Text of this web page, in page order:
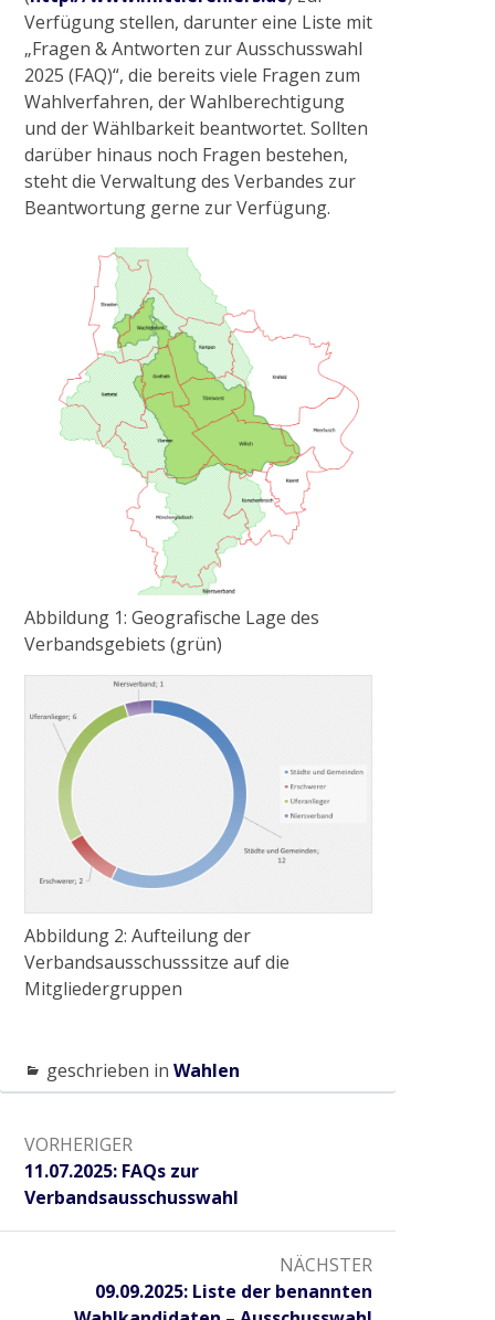
Naturnaher Gewässerausbau 06.04 in
Grefrath-Vinkrath
2016
Mündung
Radtour zum historischen Wehr
2017
Gewässerausbau Cloer am Bettrather Dyk
Sohlschalenentnahme
Radtour „Wasserwirtschaft rund um Grefrath“
Radtour „Hochwasservorsorge am Hammer
Bach“
2018
Abriss Stallgebäude in Viersen
Renaturierung Stadtgraben Wachtendonk
Absperrbauwerke an der Niers
Radtour „Wasser in Kultur- und Naturraum
rund um Wachtendonk“
Verfügung stellen, darunter eine Liste mit
„Fragen & Antworten zur Ausschusswahl
2025 (FAQ)“, die bereits viele Fragen zum
Wahlverfahren, der Wahlberechtigung
und der Wählbarkeit beantwortet. Sollten
darüber hinaus noch Fragen bestehen,
steht die Verwaltung des Verbandes zur
Beantwortung gerne zur Verfügung.
Abbildung 1: Geografische Lage des
Verbandsgebiets (grün)
Abbildung 2: Aufteilung der
Verbandsausschusssitze auf die
Mitgliedergruppen
geschrieben in Wahlen
VORHERIGER
Vorheriger:
11.07.2025: FAQs zur
Verbandsausschusswahl
NÄCHSTER
Nächster:
09.09.2025: Liste der benannten